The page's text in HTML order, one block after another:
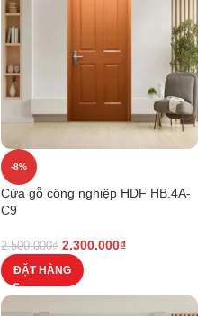
-8%
Cửa gỗ công nghiệp HDF HB.4A-
C9
2.500.000₫ 2.300.000₫
ĐẶT HÀNG